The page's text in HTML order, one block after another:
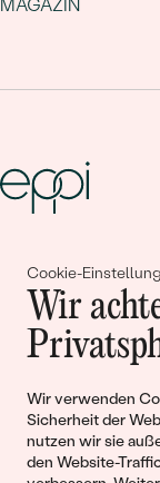
Cookie-
Wir
Wir verwenden
Sicherheit der
nutzen wir sie
den Website-
MAGAZIN
Liebe
Begleiten Sie uns!